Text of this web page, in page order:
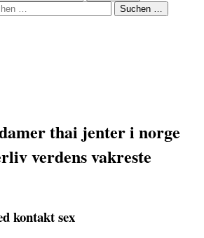
Suchen …
thai jenter i norge
verdens vakreste
kontakt sex